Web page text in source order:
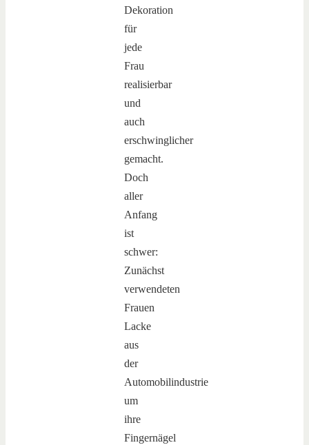
Dekoration
für
jede
Frau
realisierbar
und
auch
erschwinglicher
gemacht.
Doch
aller
Anfang
ist
schwer:
Zunächst
verwendeten
Frauen
Lacke
aus
der
Automobilindustrie
um
ihre
Fingernägel